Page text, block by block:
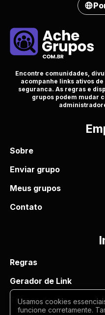
Encontre comunidades,
acompanhe links ativos de
seguranca. As regras e
grupos podem mudar
Sobre
Enviar grupo
Meus grupos
Contato
Regras
Gerador de Link
Termos de uso
Usamos cookies
funcione corretamente.